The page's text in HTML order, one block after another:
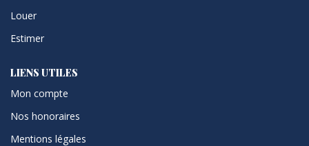
Louer
Estimer
LIENS UTILES
Mon compte
Nos honoraires
Mentions légales